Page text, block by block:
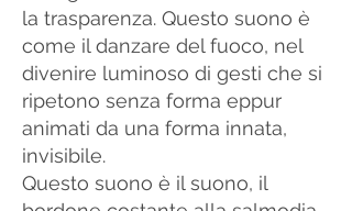
la trasparenza. Questo suono è
come il danzare del fuoco, nel
divenire luminoso di gesti che si
ripetono senza forma eppur
animati da una forma innata,
invisibile.
Questo suono è il suono, il